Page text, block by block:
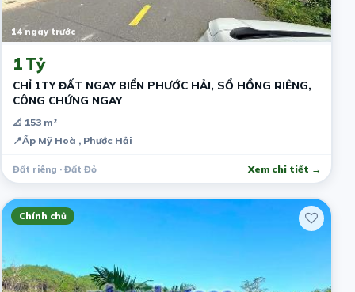
14 ngày trước
1 Tỷ
CHỈ 1TY ĐẤT NGAY BIỂN PHƯỚC HẢI, SỔ HỒNG RIÊNG,
CÔNG CHỨNG NGAY
📐 153 m²
📍Ấp Mỹ Hoà , Phước Hải
Đất riêng · Đất Đỏ Xem chi tiết →
Chính chủ